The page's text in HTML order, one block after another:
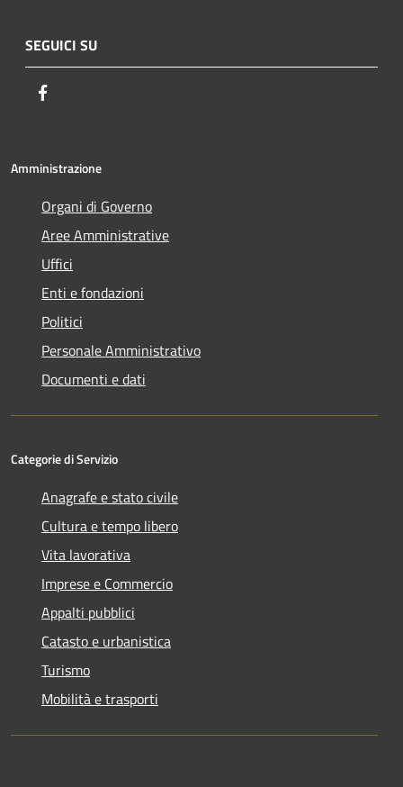
SEGUICI SU
Amministrazione
Organi di Governo
Aree Amministrative
Uffici
Enti e fondazioni
Politici
Personale Amministrativo
Documenti e dati
Categorie di Servizio
Anagrafe e stato civile
Cultura e tempo libero
Vita lavorativa
Imprese e Commercio
Appalti pubblici
Catasto e urbanistica
Turismo
Mobilità e trasporti